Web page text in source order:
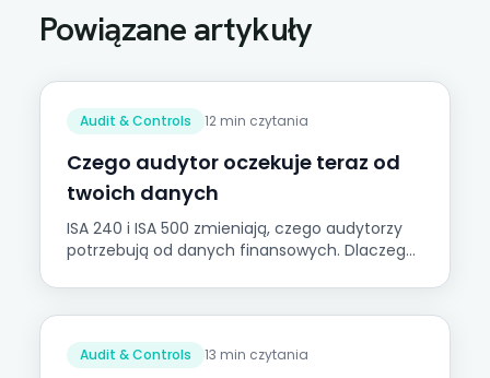
Powiązane artykuły
Audit & Controls 12 min czytania
Czego audytor oczekuje teraz od
twoich danych
ISA 240 i ISA 500 zmieniają, czego audytorzy
potrzebują od danych finansowych. Dlaczego
twojego przygotowania i jak dane wpływają na
czas trwania audytu.
Audit & Controls 13 min czytania